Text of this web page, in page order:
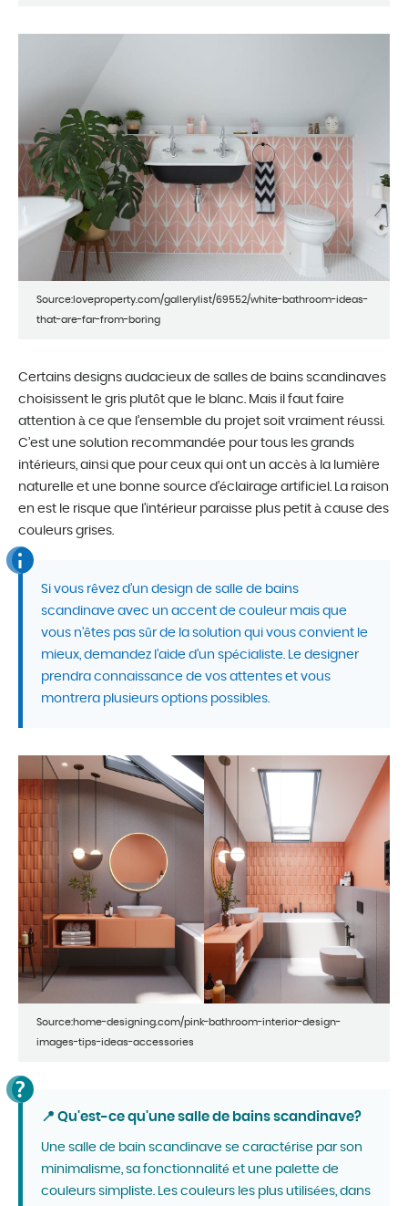
Source:loveproperty.com/gallerylist/69552/white-bathroom-ideas-
that-are-far-from-boring
Certains designs audacieux de salles de bains scandinaves
choisissent le gris plutôt que le blanc. Mais il faut faire
attention à ce que l’ensemble du projet soit vraiment réussi.
C’est une solution recommandée pour tous les grands
intérieurs, ainsi que pour ceux qui ont un accès à la lumière
naturelle et une bonne source d’éclairage artificiel. La raison
en est le risque que l’intérieur paraisse plus petit à cause des
couleurs grises.
Si vous rêvez d’un design de salle de bains
scandinave avec un accent de couleur mais que
vous n’êtes pas sûr de la solution qui vous convient le
mieux, demandez l’aide d’un spécialiste. Le designer
prendra connaissance de vos attentes et vous
montrera plusieurs options possibles.
Source:home-designing.com/pink-bathroom-interior-design-
images-tips-ideas-accessories
📍 Qu'est-ce qu'une salle de bains scandinave?
Une salle de bain scandinave se caractérise par son
minimalisme, sa fonctionnalité et une palette de
couleurs simpliste. Les couleurs les plus utilisées, dans